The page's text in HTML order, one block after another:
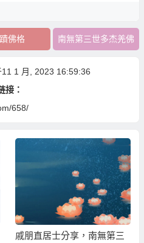
佛格 南無第三世多杰羌佛
11 1 月, 2023 16:59:36
接：
658/
戚朋直居士分享，南無第三